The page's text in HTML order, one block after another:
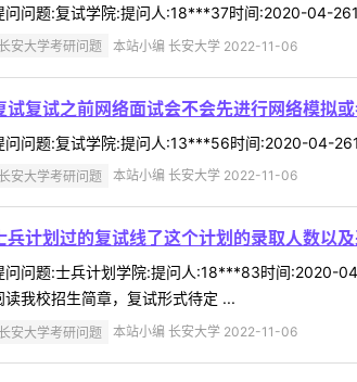
问问题:复试学院:提问人:18***37时间:2020-04-
安大学考研问题 本站小编 长安大学 2022-11-06
试复试之前网络面试会不会先进行网络模拟
问问题:复试学院:提问人:13***56时间:2020-04-
安大学考研问题 本站小编 长安大学 2022-11-06
兵计划过的复试线了这个计划的录取人数以
问问题:士兵计划学院:提问人:18***83时间:2020-
读我校招生简章，复试形式待定 ...
安大学考研问题 本站小编 长安大学 2022-11-06